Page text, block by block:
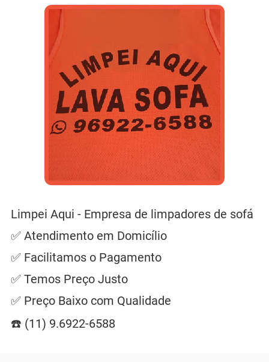
Limpei Aqui - Empresa de limpadores de sofá
✅ Atendimento em Domicílio
✅ Facilitamos o Pagamento
✅ Temos Preço Justo
✅ Preço Baixo com Qualidade
☎️ (11) 9.6922-6588